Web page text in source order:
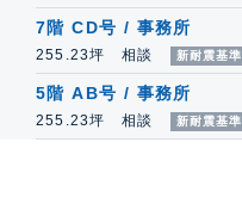
7階 CD号 / 事務所
255.23坪 相談 新耐震基準
5階 AB号 / 事務所
255.23坪 相談 新耐震基準